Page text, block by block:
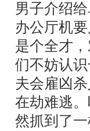
男子介绍给
办公厅机
是个全才
们不妨认
夫会雇凶
在劫难逃
然抓到了